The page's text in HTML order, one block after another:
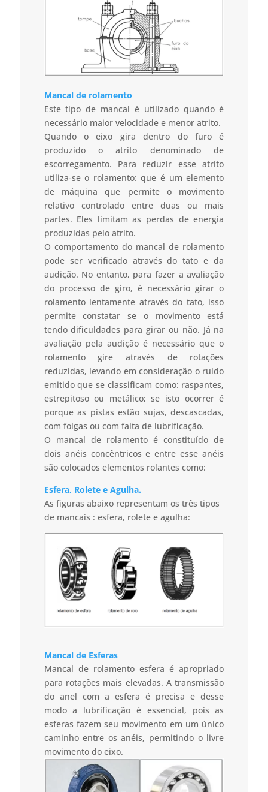
Mancal de rolamento
Este tipo de mancal é utilizado quando é
necessário maior velocidade e menor atrito.
Quando o eixo gira dentro do furo é
produzido o atrito denominado de
escorregamento. Para reduzir esse atrito
utiliza-se o rolamento: que é um elemento
de máquina que permite o movimento
relativo controlado entre duas ou mais
partes. Eles limitam as perdas de energia
produzidas pelo atrito.
O comportamento do mancal de rolamento
pode ser verificado através do tato e da
audição. No entanto, para fazer a avaliação
do processo de giro, é necessário girar o
rolamento lentamente através do tato, isso
permite constatar se o movimento está
tendo dificuldades para girar ou não. Já na
avaliação pela audição é necessário que o
rolamento gire através de rotações
reduzidas, levando em consideração o ruído
emitido que se classificam como: raspantes,
estrepitoso ou metálico; se isto ocorrer é
porque as pistas estão sujas, descascadas,
com folgas ou com falta de lubrificação.
O mancal de rolamento é constituído de
dois anéis concêntricos e entre esse anéis
são colocados elementos rolantes como:
Esfera, Rolete e Agulha.
As figuras abaixo representam os três tipos
de mancais : esfera, rolete e agulha:
Mancal de Esferas
Mancal de rolamento esfera é apropriado
para rotações mais elevadas. A transmissão
do anel com a esfera é precisa e desse
modo a lubrificação é essencial, pois as
esferas fazem seu movimento em um único
caminho entre os anéis, permitindo o livre
movimento do eixo.